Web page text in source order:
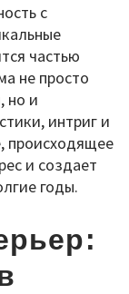
с
частью
не просто
но и
интриг и
происходящее
и создает
годы.